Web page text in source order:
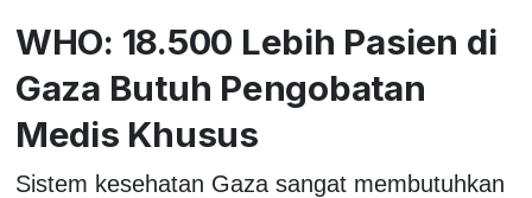
WHO: 18.500 Lebih Pasien di
Gaza Butuh Pengobatan
Medis Khusus
Sistem kesehatan Gaza sangat membutuhkan